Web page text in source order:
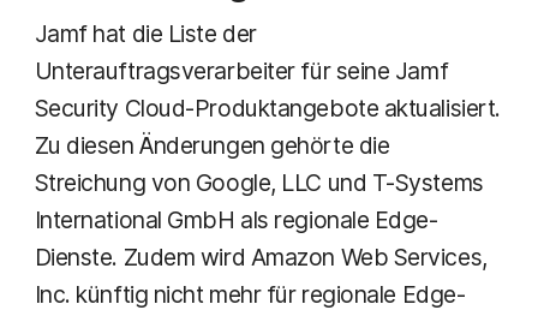
Jamf hat die Liste der
Unterauftragsverarbeiter für seine Jamf
Security Cloud-Produktangebote aktualisiert.
Zu diesen Änderungen gehörte die
Streichung von Google, LLC und T-Systems
International GmbH als regionale Edge-
Dienste. Zudem wird Amazon Web Services,
Inc. künftig nicht mehr für regionale Edge-